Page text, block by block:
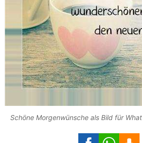
Schöne Morgenwünsche als Bild für